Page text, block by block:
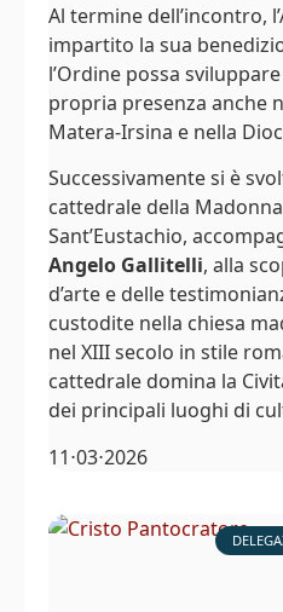
Al termine dell’incontro,
impartito la sua
l’Ordine possa
propria presenza anche
Matera-Irsina e nella
Successivamente si è
cattedrale della
Sant’Eustachio,
Angelo Gallitelli, alla
d’arte e delle
custodite nella chiesa
nel XIII secolo in stile
cattedrale domina la
dei principali luoghi di
11⋅03⋅2026